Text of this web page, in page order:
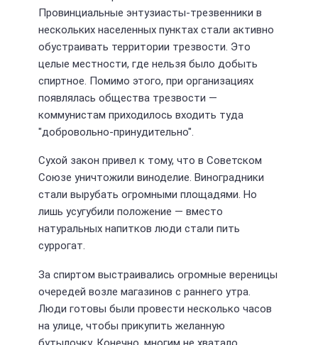
Провинциальные энтузиасты-трезвенники в
нескольких населенных пунктах стали активно
обустраивать территории трезвости. Это
целые местности, где нельзя было добыть
спиртное. Помимо этого, при организациях
появлялась общества трезвости —
коммунистам приходилось входить туда
"добровольно-принудительно".
Сухой закон привел к тому, что в Советском
Союзе уничтожили виноделие. Виноградники
стали вырубать огромными площадями. Но
лишь усугубили положение — вместо
натуральных напитков люди стали пить
суррогат.
За спиртом выстраивались огромные вереницы
очередей возле магазинов с раннего утра.
Люди готовы были провести несколько часов
на улице, чтобы прикупить желанную